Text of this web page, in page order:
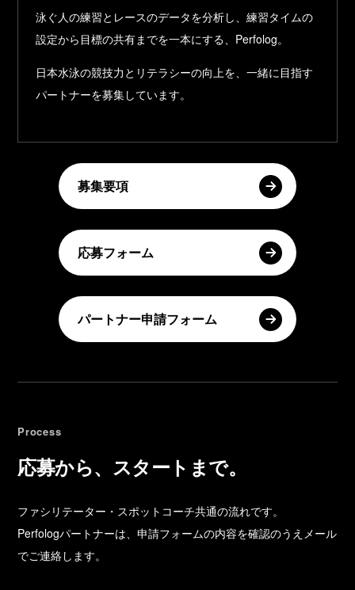
泳ぐ人の練習とレースのデータを分析し、練習タイムの
設定から目標の共有までを一本にする、Perfolog。
日本水泳の競技力とリテラシーの向上を、一緒に目指す
パートナーを募集しています。
募集要項
応募フォーム
パートナー申請フォーム
Process
応募から、スタートまで。
ファシリテーター・スポットコーチ共通の流れです。
Perfologパートナーは、申請フォームの内容を確認のうえメール
でご連絡します。